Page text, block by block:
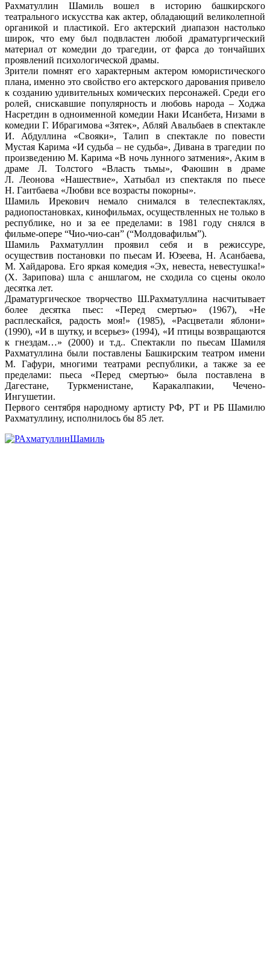
Рахматуллин Шамиль вошел в историю башкирского
театрального искусства как актер, обладающий великолепной
органикой и пластикой. Его актерский диапазон настолько
широк, что ему был подвластен любой драматургический
материал от комедии до трагедии, от фарса до тончайших
проявлений психологической драмы.
Зрители помнят его характерным актером юмористического
плана, именно это свойство его актерского дарования привело
к созданию удивительных комических персонажей. Среди его
ролей, снискавшие популярность и любовь народа – Ходжа
Насретдин в одноименной комедии Наки Исанбета, Низами в
комедии Г. Ибрагимова «Зятек», Абляй Авальбаев в спектакле
И. Абдуллина «Свояки», Талип в спектакле по повести
Myстая Карима «И судьба – не судьба», Дивана в трагедии по
произведению М. Карима «В ночь лунного затмения», Аким в
драме Л. Толстого «Власть тьмы», Фаюшин в драме
Л. Леонова «Нашествие», Хатыбал из спектакля по пьесе
Н. Гаитбаева «Любви все возрасты покорны».
Шамиль Ирекович немало снимался в телеспектаклях,
радиопостановках, кинофильмах, осуществленных не только в
республике, но и за ее пределами: в 1981 году снялся в
фильме-опере “Чио-чио-сан” (“Молдовафильм”).
Шамиль Рахматуллин проявил себя и в режиссуре,
осуществив постановки по пьесам И. Юзеева, Н. Асанбаева,
М. Хайдарова. Его яркая комедия «Эх, невеста, невестушка!»
(X. Зарипова) шла с аншлагом, не сходила со сцены около
десятка лет.
Драматургическое творчество Ш.Рахматуллина насчитывает
более десятка пьес: «Перед смертью» (1967), «Не
расплескайся, радость моя!» (1985), «Расцветали яблони»
(1990), «И в шутку, и всерьез» (1994), «И птицы возвращаются
к гнездам…» (2000) и т.д.. Спектакли по пьесам Шамиля
Рахматуллина были поставлены Башкирским театром имени
М. Гафури, многими театрами республики, а также за ее
пределами: пьеса «Перед смертью» была поставлена в
Дагестане, Туркменистане, Каракалпакии, Чечено-
Ингушетии.
Первого сентября народному артисту РФ, РТ и РБ Шамилю
Рахматуллину, исполнилось бы 85 лет.